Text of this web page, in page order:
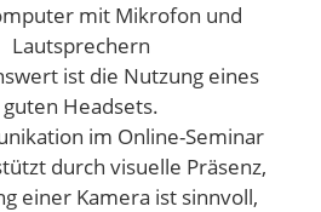
mit Mikrofon und
Lautsprechern
ist die Nutzung eines
guten Headsets.
im Online-Seminar
durch visuelle Präsenz,
einer Kamera ist sinnvoll,